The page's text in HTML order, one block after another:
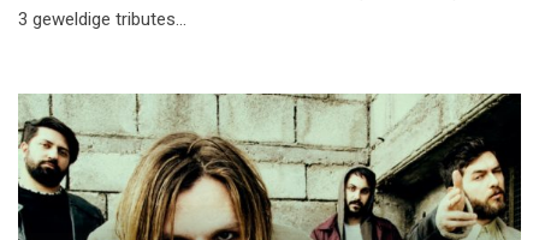
3 geweldige tributes…